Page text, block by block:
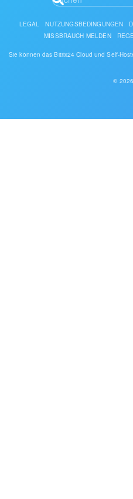
LEGAL NUTZUNGSBEDINGUNGEN
MISSBRAUCH MELDEN
Sie können das Bitrix24 Cloud und Self-
©